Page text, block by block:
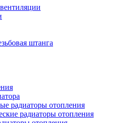
штанга
радиаторы отопления
радиаторы отопления